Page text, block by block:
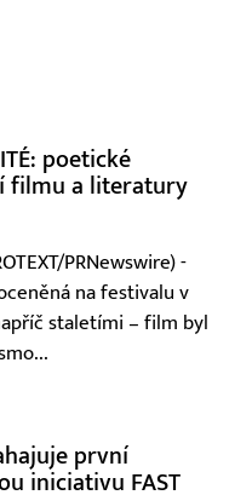
poetické
filmu a literatury
PRNewswire) -
na festivalu v
staletími – film byl
první
iniciativu FAST